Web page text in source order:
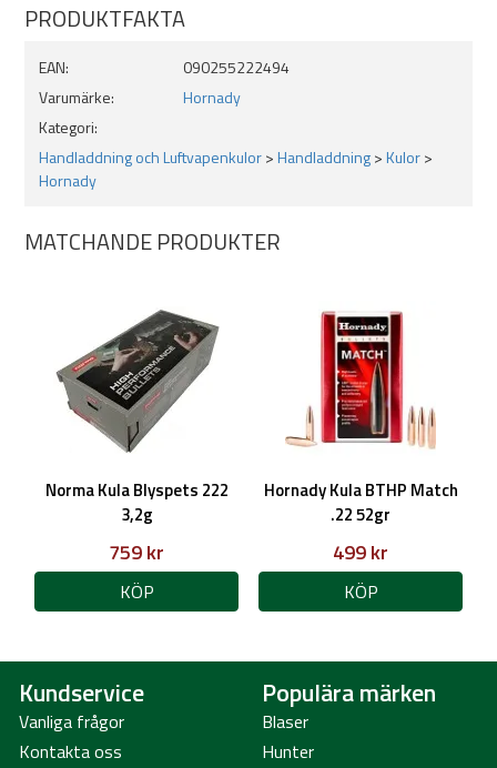
PRODUKTFAKTA
EAN:
090255222494
Varumärke:
Hornady
Kategori:
Handladdning och Luftvapenkulor>Handladdning>Kulor>
Hornady
MATCHANDE PRODUKTER
Norma Kula Blyspets 222
3,2g
759 kr
KÖP
Hornady Kula BTHP Match
.22 52gr
499 kr
KÖP
Kundservice
Vanliga frågor
Kontakta oss
Populära märken
Blaser
Hunter